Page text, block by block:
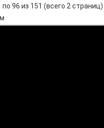
по 96 из 151 (всего 2 страниц)